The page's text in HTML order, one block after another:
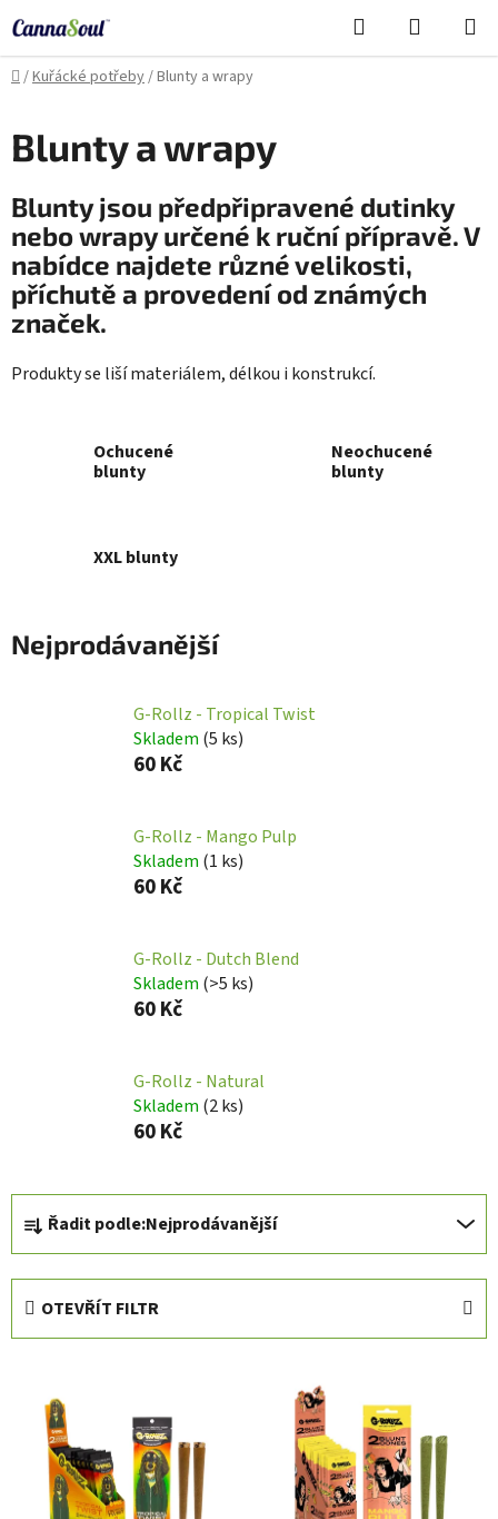
na
obsah
Hledat
KOŠÍK
Domů
/Kuřácké potřeby/Blunty a wrapy
Blunty a wrapy
Blunty jsou předpřipravené dutinky
nebo wrapy určené k ruční přípravě. V
nabídce najdete různé velikosti,
příchutě a provedení od známých
značek.
Produkty se liší materiálem, délkou i konstrukcí.
Ochucené
blunty
Neochucené
blunty
XXL blunty
Nejprodávanější
G-Rollz - Tropical Twist
Skladem (5 ks)
60 Kč
G-Rollz - Mango Pulp
Skladem (1 ks)
60 Kč
G-Rollz - Dutch Blend
Skladem (>5 ks)
60 Kč
G-Rollz - Natural
Skladem (2 ks)
60 Kč
a
z
Řadit podle:Nejprodávanější
OTEVŘÍT FILTR
Cannasoul Asistent